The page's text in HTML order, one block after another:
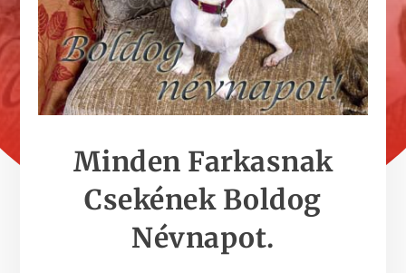
Minden Farkasnak
Csekének Boldog
Névnapot.